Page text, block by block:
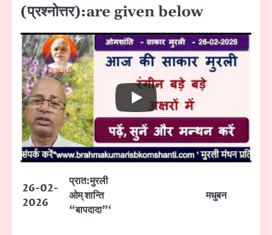
(प्रश्नोत्तर):are given below
26-02-
2026
प्रात:मुरली
ओम् शान्ति
“बापदादा”‘
मधुबन